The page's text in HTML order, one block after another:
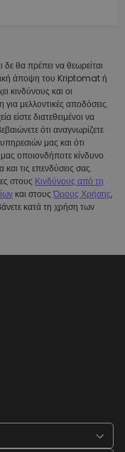
θα πρέπει να θεωρείται
άποψη του Kriptomat ή
κινδύνους και οι
μελλοντικές αποδόσεις.
είστε διατεθειμένοι να
ότι αναγνωρίζετε
μας και ότι
οποιονδήποτε κίνδυνο
και τις επενδύσεις σας.
στους Κινδύνους από τη
και στουςΌρους Χρήσης,
κατά τη χρήση των